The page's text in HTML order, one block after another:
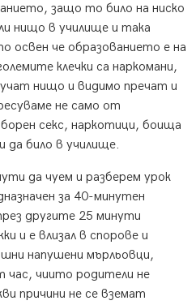
защо то било на ниско
нищо в училище и така
че образованието е на
клечки са наркомани,
нищо и видимо пречат и
не само от
секс, наркотици, боища
да било в училище.
да чуем и разберем урок
за 40-минутен
другите 25 минути
и е влизал в спорове и
напушени мърльовци,
час, чиито родители не
причини не се вземат